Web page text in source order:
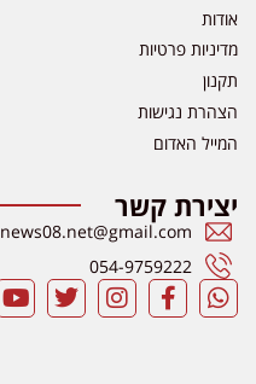
אודות
מדיניות פרטיות
תקנון
הצהרת נגישות
המייל האדום
יצירת קשר
news08.net@gmail.com
054-9759222